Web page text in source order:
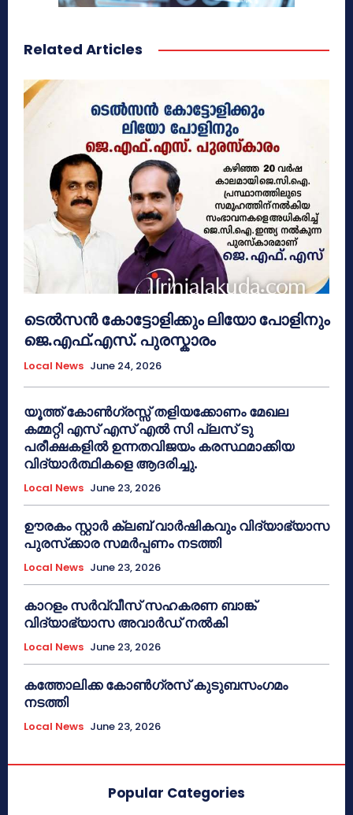
Related Articles
ടെൽസൻ കോട്ടോളിക്കും ലിയോ പോളിനും
ജെ.എഫ്.എസ്. പുരസ്കാരം
Local News June 24, 2026
യൂത്ത് കോൺഗ്രസ്സ് തളിയക്കോണം മേഖല
കമ്മറ്റി എസ് എസ് എൽ സി പ്ലസ് ടു
പരീക്ഷകളിൽ ഉന്നതവിജയം കരസ്ഥമാക്കിയ
വിദ്യാർത്ഥികളെ ആദരിച്ചു.
Local News June 23, 2026
ഊരകം സ്റ്റാർ ക്ലബ് വാർഷികവും വിദ്യാഭ്യാസ
പുരസ്‌ക്കാര സമർപ്പണം നടത്തി
Local News June 23, 2026
കാറളം സർവ്വീസ് സഹകരണ ബാങ്ക്
വിദ്യാഭ്യാസ അവാർഡ് നൽകി
Local News June 23, 2026
കത്തോലിക്ക കോൺഗ്രസ് കുടുബസംഗമം
നടത്തി
Local News June 23, 2026
Popular Categories